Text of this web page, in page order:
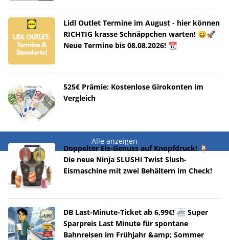
Lidl Outlet Termine im August - hier können
RICHTIG krasse Schnäppchen warten! 😀🚀
Neue Termine bis 08.08.2026! 📆
525€ Prämie: Kostenlose Girokonten im
Vergleich
Alle anzeigen
Doppelter Eis-Genuss auf Knopfdruck! 🍹
Die neue Ninja SLUSHi Twist Slush-
Eismaschine mit zwei Behältern im Check!
DB Last-Minute-Ticket ab 6,99€! 🚈 Super
Sparpreis Last Minute für spontane
Bahnreisen im Frühjahr &amp; Sommer